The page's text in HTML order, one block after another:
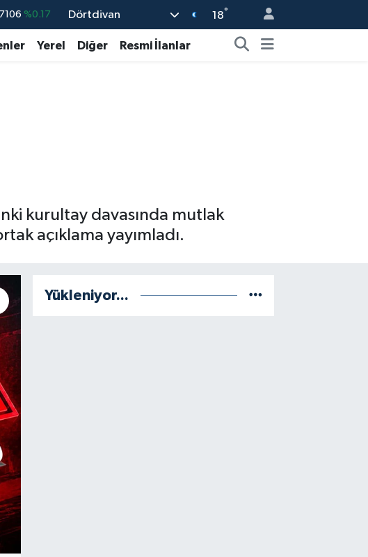
%0.17
%0.27
Dörtdivan 18°
Yerel Diğer Resmi İlanlar
kurultay davasında mutlak
açıklama yayımladı.
Yükleniyor...